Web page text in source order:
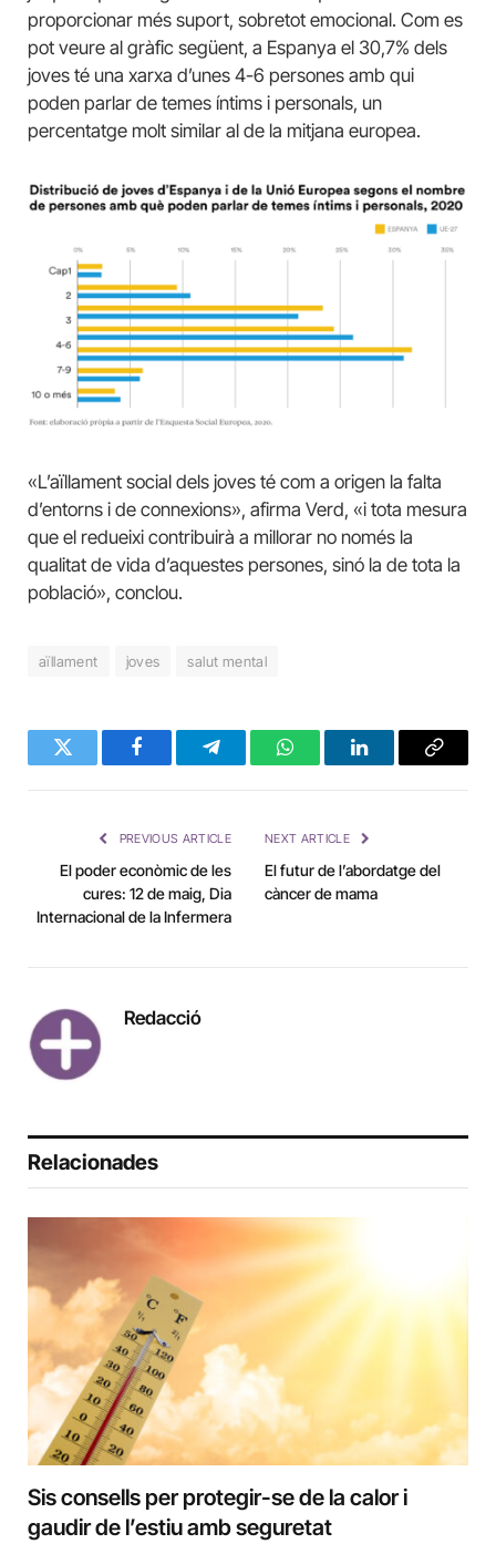
proporcionar més suport, sobretot emocional. Com es
pot veure al gràfic següent, a Espanya el 30,7% dels
joves té una xarxa d’unes 4-6 persones amb qui
poden parlar de temes íntims i personals, un
percentatge molt similar al de la mitjana europea.
«L’aïllament social dels joves té com a origen la falta
d’entorns i de connexions», afirma Verd, «i tota mesura
que el redueixi contribuirà a millorar no només la
qualitat de vida d’aquestes persones, sinó la de tota la
població», conclou.
aïllament joves salut mental
Twitter FacebookTelegramWhatsAppLinkedInCopy
PREVIOUS ARTICLE
El poder econòmic de les
cures: 12 de maig, Dia
Internacional de la Infermera
NEXT ARTICLE
El futur de l’abordatge del
càncer de mama
Redacció
Relacionades
Sis consells per protegir-se de la calor i
gaudir de l’estiu amb seguretat